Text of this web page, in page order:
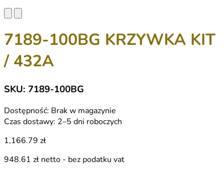
7189-100BG KRZYWKA KIT
/ 432A
SKU: 7189-100BG
Dostępność: Brak w magazynie
Czas dostawy: 2–5 dni roboczych
1,166.79 zł
948.61 zł netto - bez podatku vat